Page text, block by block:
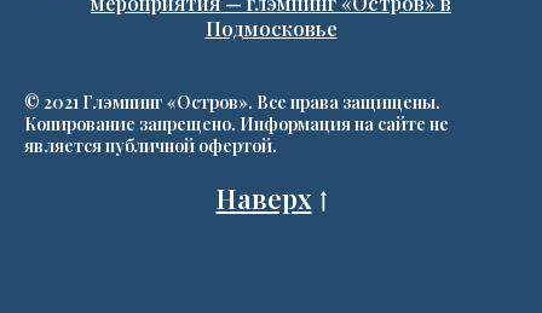
Подмосковье
© 2021 Глэмпинг «Остров». Все права защищены.
Копирование запрещено. Информация на сайте не
является публичной офертой.
Наверх